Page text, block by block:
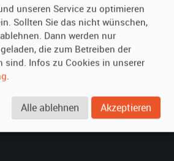
Fragen für Mieter
Service
Hilfe
So funktioniert's
Kontakt
unseren Service zu optimieren
Sollten Sie das nicht wünschen,
Dann werden nur
die zum Betreiben der
sind. Infos zu Cookies in unserer
.
Alle ablehnen Akzeptieren